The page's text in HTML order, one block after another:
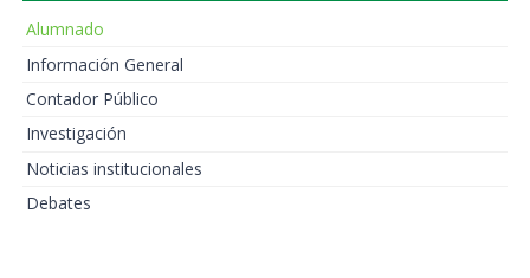
Alumnado
Información General
Contador Público
Investigación
Noticias institucionales
Debates